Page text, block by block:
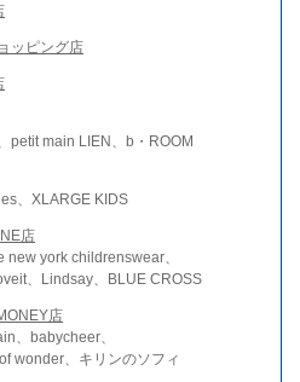
ッピング店
petit main LIEN、b・ROOM
、XLARGE KIDS
店
york childrenswear、
、Lindsay、BLUE CROSS
店
、babycheer、
wonder、キリンのソフィ